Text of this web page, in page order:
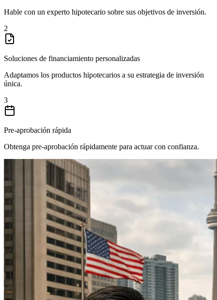
Hable con un experto hipotecario sobre sus objetivos de inversión.
2
Soluciones de financiamiento personalizadas
Adaptamos los productos hipotecarios a su estrategia de inversión
única.
3
Pre-aprobación rápida
Obtenga pre-aprobación rápidamente para actuar con confianza.